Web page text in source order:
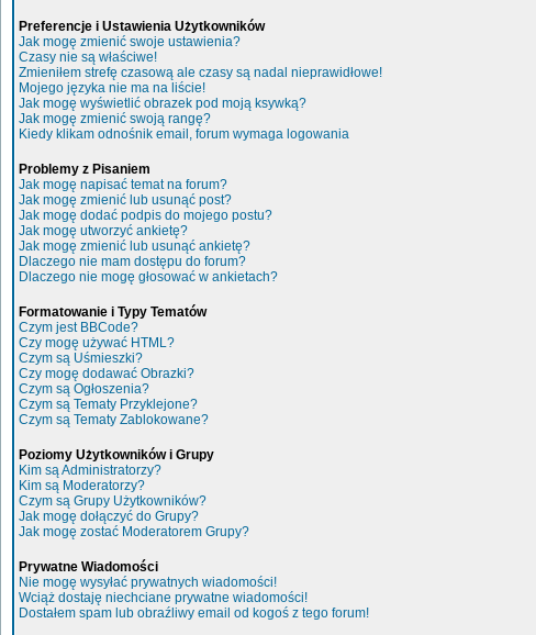
Preferencje i Ustawienia Użytkowników
Jak mogę zmienić swoje ustawienia?
Czasy nie są właściwe!
Zmieniłem strefę czasową ale czasy są nadal nieprawidłowe!
Mojego języka nie ma na liście!
Jak mogę wyświetlić obrazek pod moją ksywką?
Jak mogę zmienić swoją rangę?
Kiedy klikam odnośnik email, forum wymaga logowania
Problemy z Pisaniem
Jak mogę napisać temat na forum?
Jak mogę zmienić lub usunąć post?
Jak mogę dodać podpis do mojego postu?
Jak mogę utworzyć ankietę?
Jak mogę zmienić lub usunąć ankietę?
Dlaczego nie mam dostępu do forum?
Dlaczego nie mogę głosować w ankietach?
Formatowanie i Typy Tematów
Czym jest BBCode?
Czy mogę używać HTML?
Czym są Uśmieszki?
Czy mogę dodawać Obrazki?
Czym są Ogłoszenia?
Czym są Tematy Przyklejone?
Czym są Tematy Zablokowane?
Poziomy Użytkowników i Grupy
Kim są Administratorzy?
Kim są Moderatorzy?
Czym są Grupy Użytkowników?
Jak mogę dołączyć do Grupy?
Jak mogę zostać Moderatorem Grupy?
Prywatne Wiadomości
Nie mogę wysyłać prywatnych wiadomości!
Wciąż dostaję niechciane prywatne wiadomości!
Dostałem spam lub obraźliwy email od kogoś z tego forum!